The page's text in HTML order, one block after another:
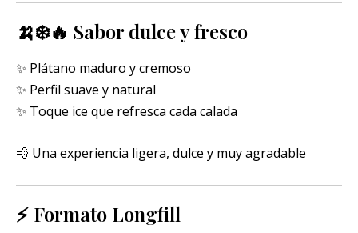
🍌❄️🔥 Sabor dulce y fresco
✨ Plátano maduro y cremoso
✨ Perfil suave y natural
✨ Toque ice que refresca cada calada
💨 Una experiencia ligera, dulce y muy agradable
⚡ Formato Longfill